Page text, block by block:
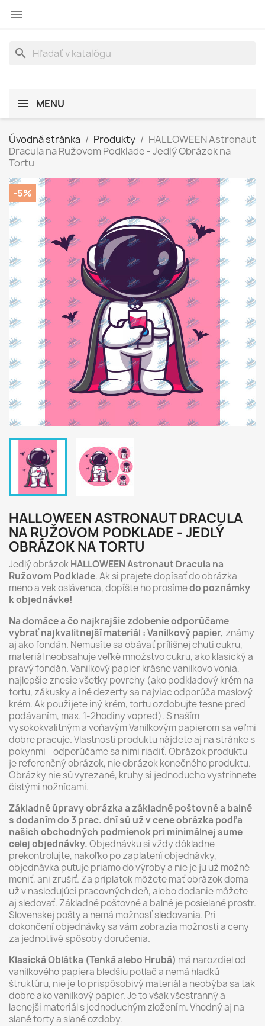

search
MENU
Úvodná stránka Produkty
HALLOWEEN Astronaut
Dracula na Ružovom Podklade - Jedlý Obrázok na
Tortu
-5%
HALLOWEEN ASTRONAUT DRACULA
NA RUŽOVOM PODKLADE - JEDLÝ
OBRÁZOK NA TORTU
Jedlý obrázokHALLOWEEN Astronaut Dracula na
Ružovom Podklade. Ak si prajete dopísať do obrázka
meno a vek oslávenca, dopíšte ho prosímedo poznámky
k objednávke!
Na domáce a čo najkrajšie zdobenie odporúčame
vybrať najkvalitnejší materiál : Vanilkový papier, známy
aj ako fondán. Nemusíte sa obávať prílišnej chuti cukru,
materiál neobsahuje veľké množstvo cukru, ako klasický a
pravý fondán. Vanilkový papier krásne vanilkovo vonia,
najlepšie znesie všetky povrchy (ako podkladový krém na
tortu, zákusky a iné dezerty sa najviac odporúča maslový
krém. Ak použijete iný krém, tortu ozdobujte tesne pred
podávaním, max. 1-2hodiny vopred). S naším
vysokokvalitným a voňavým Vanilkovým papierom sa veľmi
dobre pracuje. Vlastnosti produktu nájdete aj na stránke s
pokynmi - odporúčame sa nimi riadiť. Obrázok produktu
je referenčný obrázok, nie obrázok konečného produktu.
Obrázky nie sú vyrezané, kruhy si jednoducho vystrihnete
čistými nožnícami.
Základné úpravy obrázka a základné poštovné a balné
s dodaním do 3 prac. dní sú už v cene obrázka podľa
našich obchodných podmienok pri minimálnej sume
celej objednávky.Objednávku si vždy dôkladne
prekontrolujte, nakoľko po zaplatení objednávky,
objednávka putuje priamo do výroby a nie je ju už možné
meniť, ani zrušiť. Za príplatok môžete mať obrázok doma
už v nasledujúci pracovných deň, alebo dodanie môžete
aj sledovať. Základné poštovné a balné je posielané prostr.
Slovenskej pošty a nemá možnosť sledovania. Pri
dokončení objednávky sa vám zobrazia možnosti a ceny
za jednotlivé spôsoby doručenia.
Klasická Oblátka (Tenká alebo Hrubá) má narozdiel od
vanilkového papiera bledšiu potlač a nemá hladkú
štruktúru, nie je to prispôsobivý materiál a neobýba sa tak
dobre ako vanilkový papier. Je to však všestranný a
lacnejši materiál s jednoduchým zložením. Vhodný aj na
slané torty a slané ozdoby.